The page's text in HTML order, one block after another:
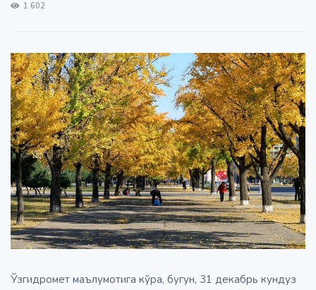
1 602
Ўзгидромет маълумотига кўра, бугун, 31 декабрь кундуз